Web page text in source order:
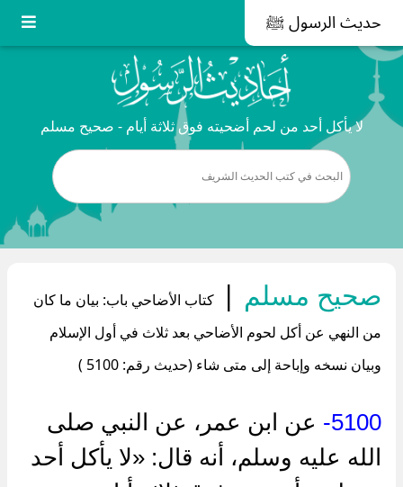
حديث الرسول ﷺ
لا يأكل أحد من لحم أضحيته فوق ثلاثة أيام - صحيح مسلم
صحيح مسلم |
كتاب الأضاحي باب: بيان ما كان
من النهي عن أكل لحوم الأضاحي بعد ثلاث في أول الإسلام
وبيان نسخه وإباحة إلى متى شاء (حديث رقم: 5100 )
5100-
عن ابن عمر، عن النبي صلى
الله عليه وسلم، أنه قال: «لا يأكل أحد